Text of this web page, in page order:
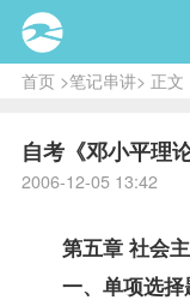
首页>笔记串讲> 正文
自考《邓小平理
2006-12-05 13:42
第五章 社会主
一、单项选择